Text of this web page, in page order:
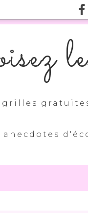
anecdotes